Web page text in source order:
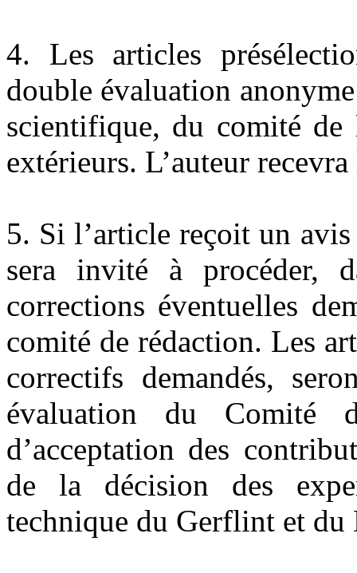
4. Les articles
double évaluation
scientifique, du comité de
extérieurs. L’auteur
5. Si l’article reçoit un
sera invité à procéder,
corrections éventuelles
comité de rédaction. Les
correctifs demandés,
évaluation du Comité
d’acceptation des
de la décision des
technique du Gerflint et